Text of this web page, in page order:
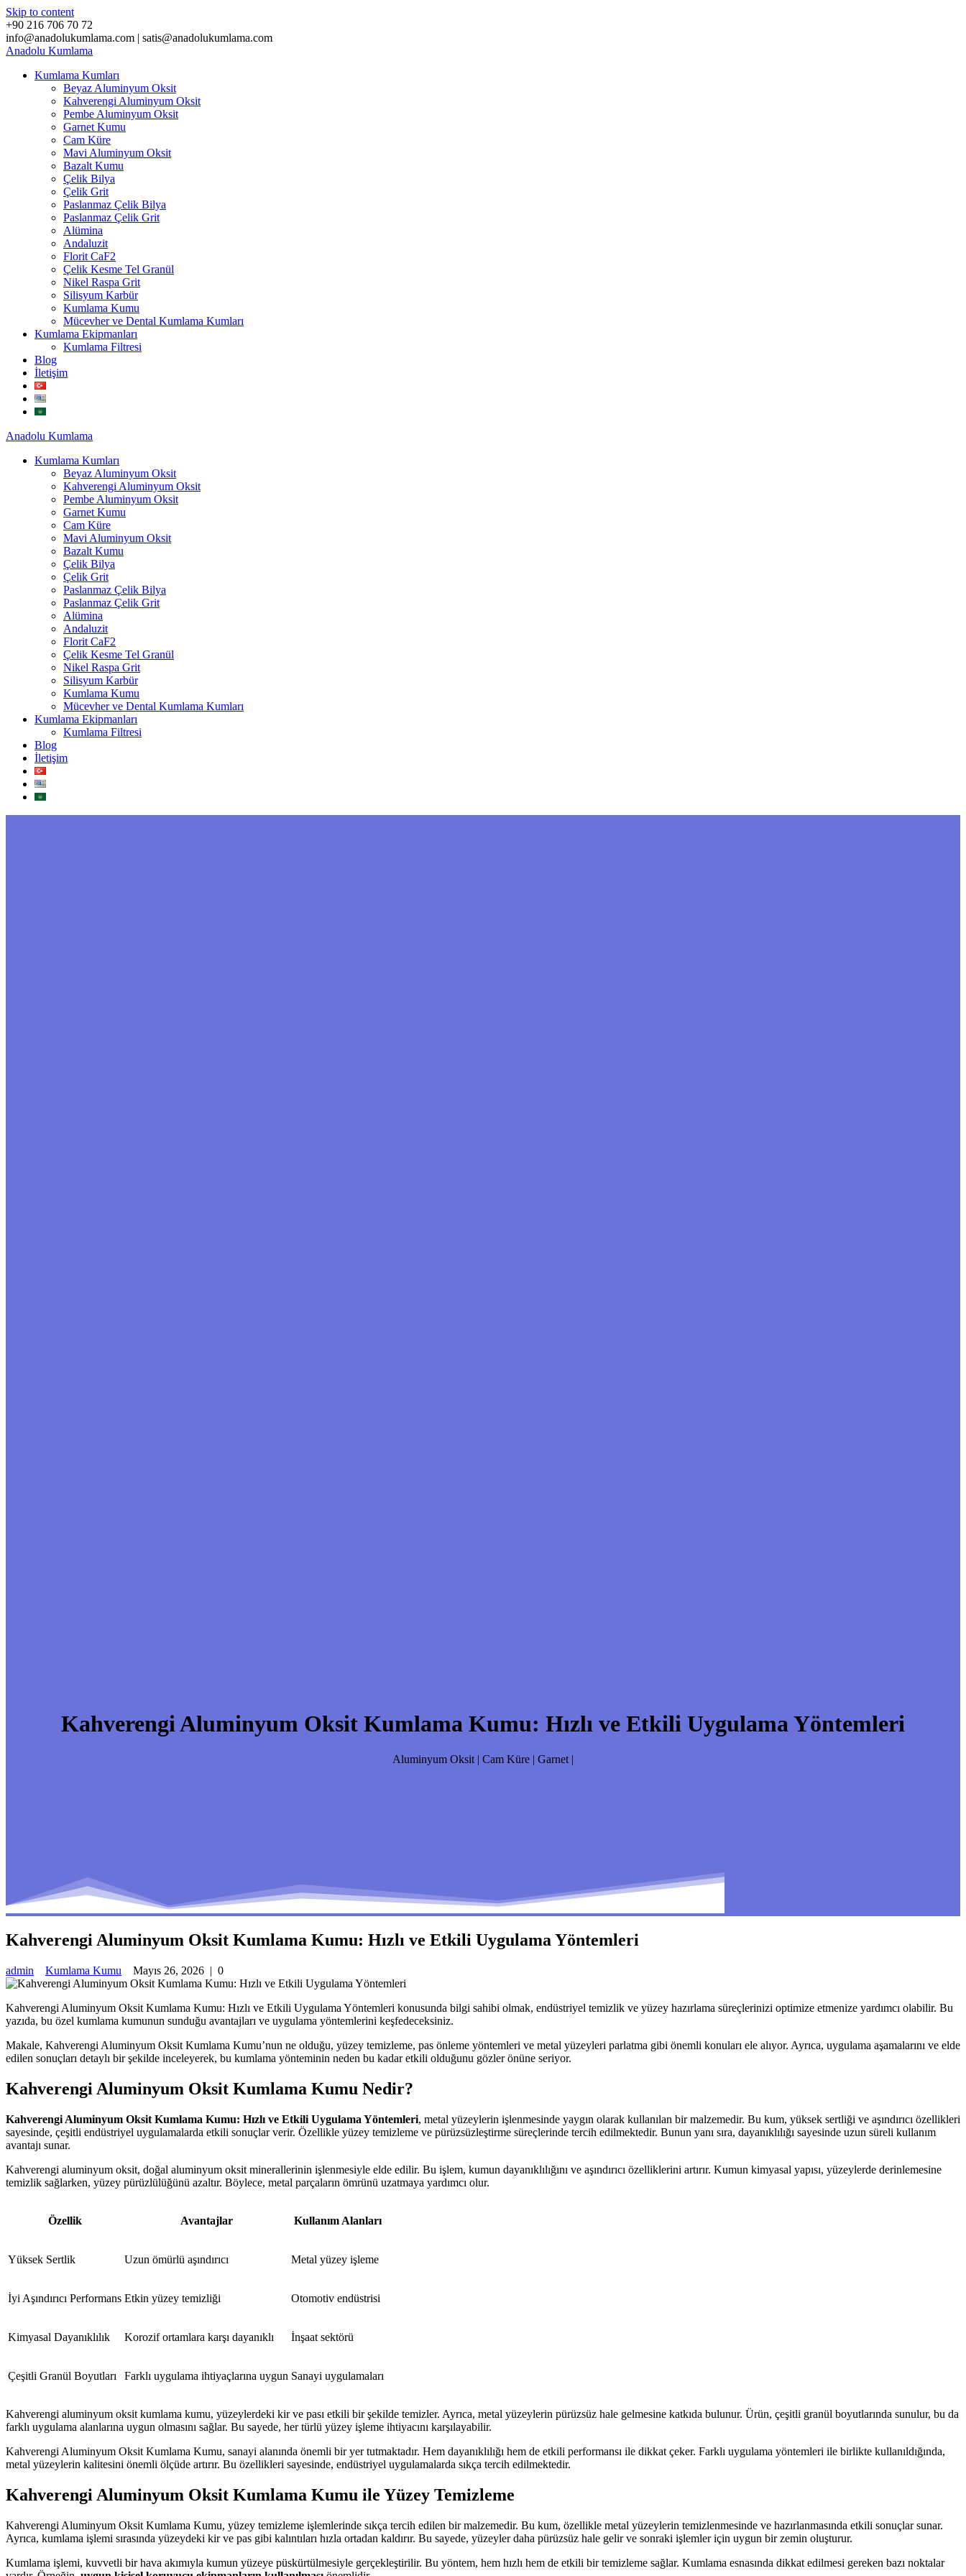
Skip to content
+90 216 706 70 72
info@anadolukumlama.com | satis@anadolukumlama.com
Anadolu Kumlama
Kumlama Kumları
Beyaz Aluminyum Oksit
Kahverengi Aluminyum Oksit
Pembe Aluminyum Oksit
Garnet Kumu
Cam Küre
Mavi Aluminyum Oksit
Bazalt Kumu
Çelik Bilya
Çelik Grit
Paslanmaz Çelik Bilya
Paslanmaz Çelik Grit
Alümina
Andaluzit
Florit CaF2
Çelik Kesme Tel Granül
Nikel Raspa Grit
Silisyum Karbür
Kumlama Kumu
Mücevher ve Dental Kumlama Kumları
Kumlama Ekipmanları
Kumlama Filtresi
Blog
İletişim
Anadolu Kumlama
Kumlama Kumları
Beyaz Aluminyum Oksit
Kahverengi Aluminyum Oksit
Pembe Aluminyum Oksit
Garnet Kumu
Cam Küre
Mavi Aluminyum Oksit
Bazalt Kumu
Çelik Bilya
Çelik Grit
Paslanmaz Çelik Bilya
Paslanmaz Çelik Grit
Alümina
Andaluzit
Florit CaF2
Çelik Kesme Tel Granül
Nikel Raspa Grit
Silisyum Karbür
Kumlama Kumu
Mücevher ve Dental Kumlama Kumları
Kumlama Ekipmanları
Kumlama Filtresi
Blog
İletişim
Kahverengi Aluminyum Oksit Kumlama Kumu: Hızlı ve Etkili Uygulama Yöntemleri
Aluminyum Oksit | Cam Küre | Garnet |
Kahverengi Aluminyum Oksit Kumlama Kumu: Hızlı ve Etkili Uygulama Yöntemleri
admin Kumlama Kumu Mayıs 26, 2026 | 0
Kahverengi Aluminyum Oksit Kumlama Kumu: Hızlı ve Etkili Uygulama Yöntemleri konusunda bilgi sahibi olmak, endüstriyel temizlik ve yüzey hazırlama süreçlerinizi optimize etmenize yardımcı olabilir. Bu
yazıda, bu özel kumlama kumunun sunduğu avantajları ve uygulama yöntemlerini keşfedeceksiniz.
Makale, Kahverengi Aluminyum Oksit Kumlama Kumu’nun ne olduğu, yüzey temizleme, pas önleme yöntemleri ve metal yüzeyleri parlatma gibi önemli konuları ele alıyor. Ayrıca, uygulama aşamalarını ve elde
edilen sonuçları detaylı bir şekilde inceleyerek, bu kumlama yönteminin neden bu kadar etkili olduğunu gözler önüne seriyor.
Kahverengi Aluminyum Oksit Kumlama Kumu Nedir?
Kahverengi Aluminyum Oksit Kumlama Kumu: Hızlı ve Etkili Uygulama Yöntemleri, metal yüzeylerin işlenmesinde yaygın olarak kullanılan bir malzemedir. Bu kum, yüksek sertliği ve aşındırıcı özellikleri
sayesinde, çeşitli endüstriyel uygulamalarda etkili sonuçlar verir. Özellikle yüzey temizleme ve pürüzsüzleştirme süreçlerinde tercih edilmektedir. Bunun yanı sıra, dayanıklılığı sayesinde uzun süreli kullanım
avantajı sunar.
Kahverengi aluminyum oksit, doğal aluminyum oksit minerallerinin işlenmesiyle elde edilir. Bu işlem, kumun dayanıklılığını ve aşındırıcı özelliklerini artırır. Kumun kimyasal yapısı, yüzeylerde derinlemesine
temizlik sağlarken, yüzey pürüzlülüğünü azaltır. Böylece, metal parçaların ömrünü uzatmaya yardımcı olur.
Özellik Avantajlar Kullanım Alanları
Yüksek Sertlik Uzun ömürlü aşındırıcı Metal yüzey işleme
İyi Aşındırıcı Performans Etkin yüzey temizliği Otomotiv endüstrisi
Kimyasal Dayanıklılık Korozif ortamlara karşı dayanıklı İnşaat sektörü
Çeşitli Granül Boyutları Farklı uygulama ihtiyaçlarına uygun Sanayi uygulamaları
Kahverengi aluminyum oksit kumlama kumu, yüzeylerdeki kir ve pası etkili bir şekilde temizler. Ayrıca, metal yüzeylerin pürüzsüz hale gelmesine katkıda bulunur. Ürün, çeşitli granül boyutlarında sunulur, bu da
farklı uygulama alanlarına uygun olmasını sağlar. Bu sayede, her türlü yüzey işleme ihtiyacını karşılayabilir.
Kahverengi Aluminyum Oksit Kumlama Kumu, sanayi alanında önemli bir yer tutmaktadır. Hem dayanıklılığı hem de etkili performansı ile dikkat çeker. Farklı uygulama yöntemleri ile birlikte kullanıldığında,
metal yüzeylerin kalitesini önemli ölçüde artırır. Bu özellikleri sayesinde, endüstriyel uygulamalarda sıkça tercih edilmektedir.
Kahverengi Aluminyum Oksit Kumlama Kumu ile Yüzey Temizleme
Kahverengi Aluminyum Oksit Kumlama Kumu, yüzey temizleme işlemlerinde sıkça tercih edilen bir malzemedir. Bu kum, özellikle metal yüzeylerin temizlenmesinde ve hazırlanmasında etkili sonuçlar sunar.
Ayrıca, kumlama işlemi sırasında yüzeydeki kir ve pas gibi kalıntıları hızla ortadan kaldırır. Bu sayede, yüzeyler daha pürüzsüz hale gelir ve sonraki işlemler için uygun bir zemin oluşturur.
Kumlama işlemi, kuvvetli bir hava akımıyla kumun yüzeye püskürtülmesiyle gerçekleştirilir. Bu yöntem, hem hızlı hem de etkili bir temizleme sağlar. Kumlama esnasında dikkat edilmesi gereken bazı noktalar